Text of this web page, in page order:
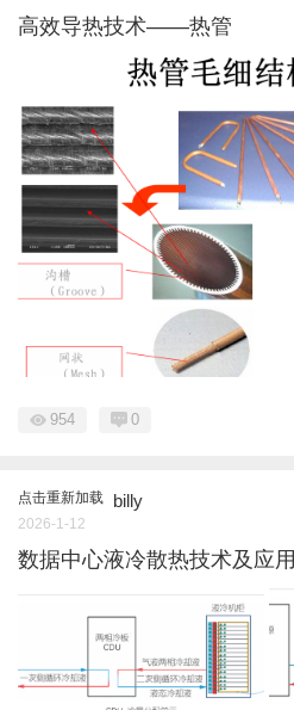
高效导热技术——热管
954 0
点击重新加载 billy
2026-1-12
数据中心液冷散热技术及应用